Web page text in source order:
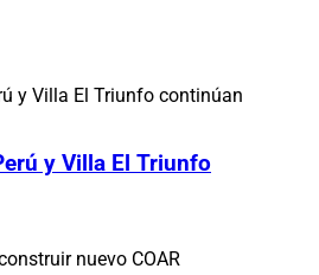
y Villa El Triunfo